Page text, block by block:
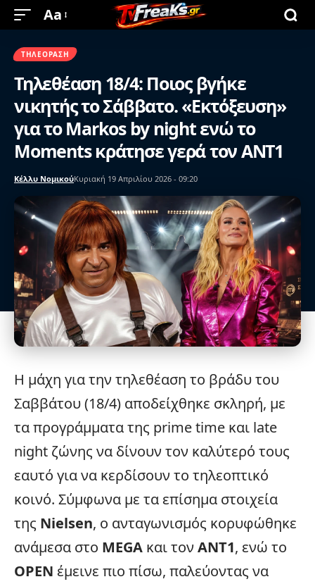
Aa
ΤΗΛΕΌΡΑΣΗ
Τηλεθέαση 18/4: Ποιος βγήκε
νικητής το Σάββατο. «Εκτόξευση»
για το Markos by night ενώ το
Moments κράτησε γερά τον ANT1
Κέλλυ ΝομικούΚυριακή 19 Απριλίου 2026 - 09:20
Η μάχη για την τηλεθέαση το βράδυ του
Σαββάτου (18/4) αποδείχθηκε σκληρή, με
τα προγράμματα της prime time και late
night ζώνης να δίνουν τον καλύτερό τους
εαυτό για να κερδίσουν το τηλεοπτικό
κοινό. Σύμφωνα με τα επίσημα στοιχεία
της Nielsen, ο ανταγωνισμός κορυφώθηκε
ανάμεσα στο MEGA και τον ANT1, ενώ το
OPEN έμεινε πιο πίσω, παλεύοντας να